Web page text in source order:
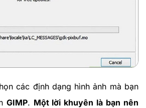
các định dạng hình ảnh mà bạn
GIMP. Một lời khuyên là bạn nên